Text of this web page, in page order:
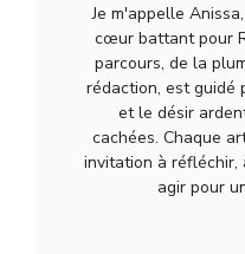
Je m'appelle
cœur battant pour
parcours, de la
rédaction, est guidé
et le désir
cachées. Chaque
invitation à réfléchir,
agir pour